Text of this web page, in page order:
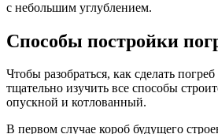
с небольшим углублением.
Способы постройки
Чтобы разобраться, как сделать
тщательно изучить все способы
опускной и котлованный.
В первом случае короб будущего